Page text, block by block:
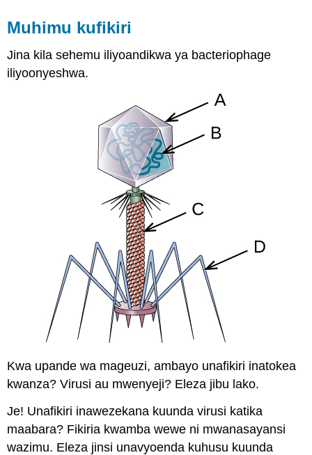
Muhimu kufikiri
Jina kila sehemu iliyoandikwa ya bacteriophage
iliyoonyeshwa.
Kwa upande wa mageuzi, ambayo unafikiri inatokea
kwanza? Virusi au mwenyeji? Eleza jibu lako.
Je! Unafikiri inawezekana kuunda virusi katika
maabara? Fikiria kwamba wewe ni mwanasayansi
wazimu. Eleza jinsi unavyoenda kuhusu kuunda